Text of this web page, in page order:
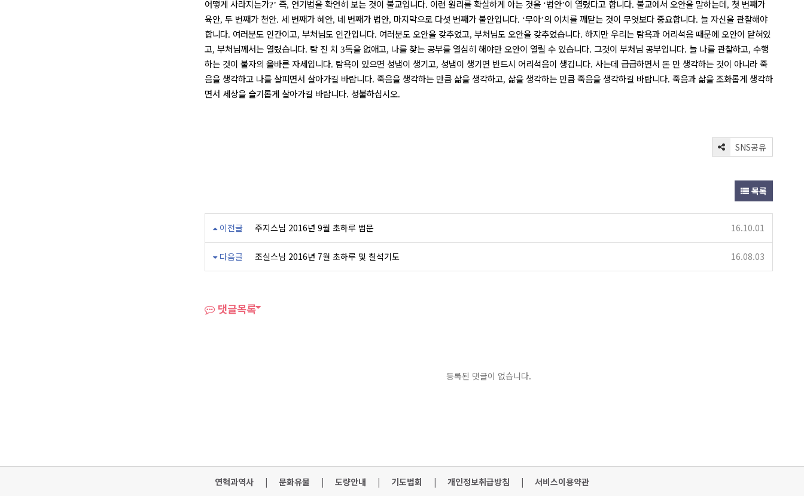
어떻게 사라지는가?’ 즉, 연기법을 확연히 보는 것이 불교입니다. 이런 원리를 확실하게 아는 것을 ‘법안’이 열렸다고 합니다. 불교에서 오안을 말하는데, 첫 번째가
육안, 두 번째가 천안. 세 번째가 혜안, 네 번째가 법안, 마지막으로 다섯 번째가 불안입니다. ‘무아’의 이치를 깨닫는 것이 무엇보다 중요합니다. 늘 자신을 관찰해야
합니다. 여러분도 인간이고, 부처님도 인간입니다. 여러분도 오안을 갖추었고, 부처님도 오안을 갖추었습니다. 하지만 우리는 탐욕과 어리석음 때문에 오안이 닫혀있
고, 부처님께서는 열렸습니다. 탐 진 치 3독을 없애고, 나를 찾는 공부를 열심히 해야만 오안이 열릴 수 있습니다. 그것이 부처님 공부입니다. 늘 나를 관찰하고, 수행
하는 것이 불자의 올바른 자세입니다. 탐욕이 있으면 성냄이 생기고, 성냄이 생기면 반드시 어리석음이 생깁니다. 사는데 급급하면서 돈 만 생각하는 것이 아니라 죽
음을 생각하고 나를 살피면서 살아가길 바랍니다. 죽음을 생각하는 만큼 삶을 생각하고, 삶을 생각하는 만큼 죽음을 생각하길 바랍니다. 죽음과 삶을 조화롭게 생각하
면서 세상을 슬기롭게 살아가길 바랍니다. 성불하십시오.
SNS공유
목록
이전글 주지스님 2016년 9월 초하루 법문 16.10.01
다음글 조실스님 2016년 7월 초하루 및 칠석기도 16.08.03
댓글목록
등록된 댓글이 없습니다.
연혁과역사 | 문화유물 | 도량안내 | 기도법회 | 개인정보취급방침 | 서비스이용약관